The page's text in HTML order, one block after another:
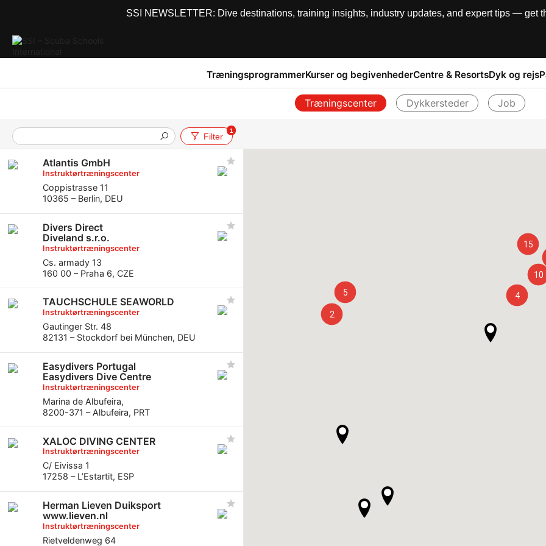
SSI NEWSLETTER: Dive destinations, training insights, industry updates, and expert tips — get
TræningsprogrammerKurser og begivenhederCentre & ResortsDyk og rejs
Træningscenter Dykkersteder Job
Filter
1
15
10
5
4
2
Atlantis GmbH
Instruktørtræningscenter
Coppistrasse 11
10365 – Berlin, DEU
Divers Direct
Diveland s.r.o.
Instruktørtræningscenter
Cs. armady 13
160 00 – Praha 6, CZE
TAUCHSCHULE SEAWORLD
Instruktørtræningscenter
Gautinger Str. 48
82131 – Stockdorf bei München, DEU
Easydivers Portugal
Easydivers Dive Centre
Instruktørtræningscenter
Marina de Albufeira,
8200-371 – Albufeira, PRT
XALOC DIVING CENTER
Instruktørtræningscenter
C/ Eivissa 1
17258 – L’Estartit, ESP
Herman Lieven Duiksport
www.lieven.nl
Instruktørtræningscenter
Rietveldenweg 64